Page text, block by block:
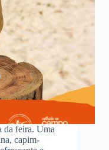
da feira. Uma
capim-